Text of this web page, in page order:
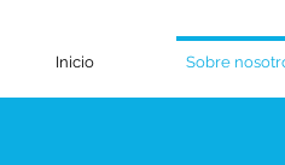
Inicio Sobre